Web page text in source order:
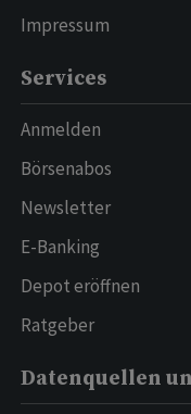
Impressum
Services
Anmelden
Börsenabos
Newsletter
E-Banking
Depot eröffnen
Ratgeber
Datenquellen